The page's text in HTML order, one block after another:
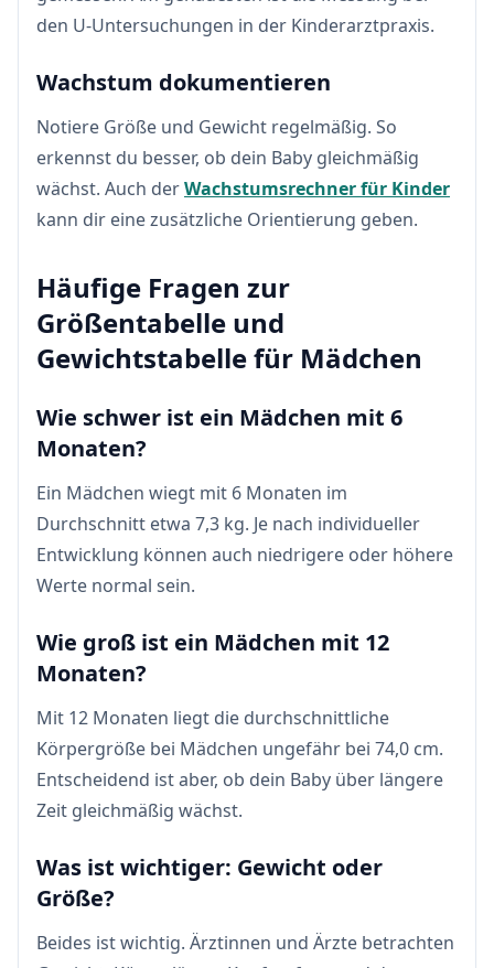
den U-Untersuchungen in der Kinderarztpraxis.
Wachstum dokumentieren
Notiere Größe und Gewicht regelmäßig. So
erkennst du besser, ob dein Baby gleichmäßig
wächst. Auch derWachstumsrechner für Kinder
kann dir eine zusätzliche Orientierung geben.
Häufige Fragen zur
Größentabelle und
Gewichtstabelle für Mädchen
Wie schwer ist ein Mädchen mit 6
Monaten?
Ein Mädchen wiegt mit 6 Monaten im
Durchschnitt etwa 7,3 kg. Je nach individueller
Entwicklung können auch niedrigere oder höhere
Werte normal sein.
Wie groß ist ein Mädchen mit 12
Monaten?
Mit 12 Monaten liegt die durchschnittliche
Körpergröße bei Mädchen ungefähr bei 74,0 cm.
Entscheidend ist aber, ob dein Baby über längere
Zeit gleichmäßig wächst.
Was ist wichtiger: Gewicht oder
Größe?
Beides ist wichtig. Ärztinnen und Ärzte betrachten